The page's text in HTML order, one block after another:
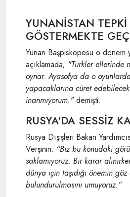
YUNANİSTAN TEPKİ
GÖSTERMEKTE
Yunan Başpiskoposu o dönem
açıklamada; "Türkler ellerinde
oynar. Ayasofya da o
yapacaklarına cüret
inanmıyorum."demişti.
RUSYA'DA SESSİZ
Rusya Dışişleri Bakan
Verşinin: “Biz bu konudaki
saklamıyoruz. Bir karar
dünya için taşıdığı önemin
bulundurulmasını umuyoruz.”